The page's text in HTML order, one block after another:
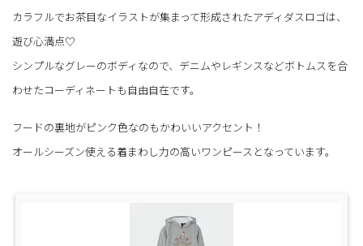
カラフルでお茶目なイラストが集まって形成されたアディダスロゴは、
遊び心満点♡
シンプルなグレーのボディなので、デニムやレギンスなどボトムスを合
わせたコーディネートも自由自在です。
フードの裏地がピンク色なのもかわいいアクセント！
オールシーズン使える着まわし力の高いワンピースとなっています。